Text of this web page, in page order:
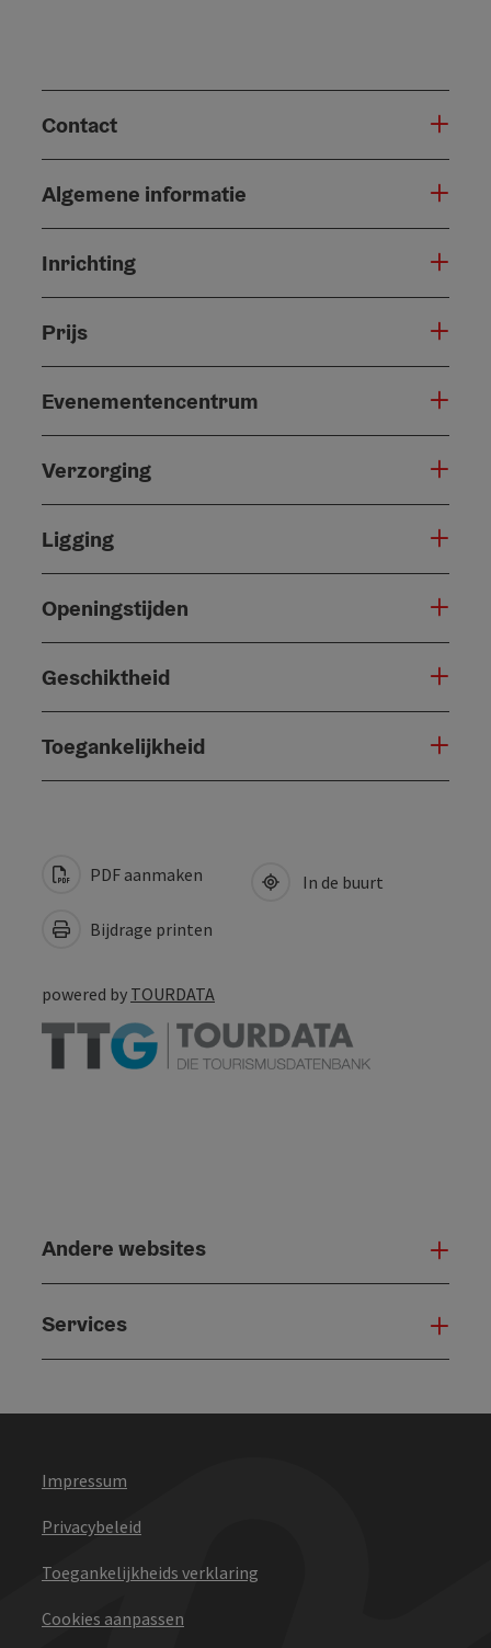
Contact
Algemene informatie
Inrichting
Prijs
Evenementencentrum
Verzorging
Ligging
Openingstijden
Geschiktheid
Toegankelijkheid
PDF aanmaken
Bijdrage printen
In de buurt
powered by TOURDATA
Andere websites
Services
Impressum
Privacybeleid
Toegankelijkheids verklaring
Cookies aanpassen